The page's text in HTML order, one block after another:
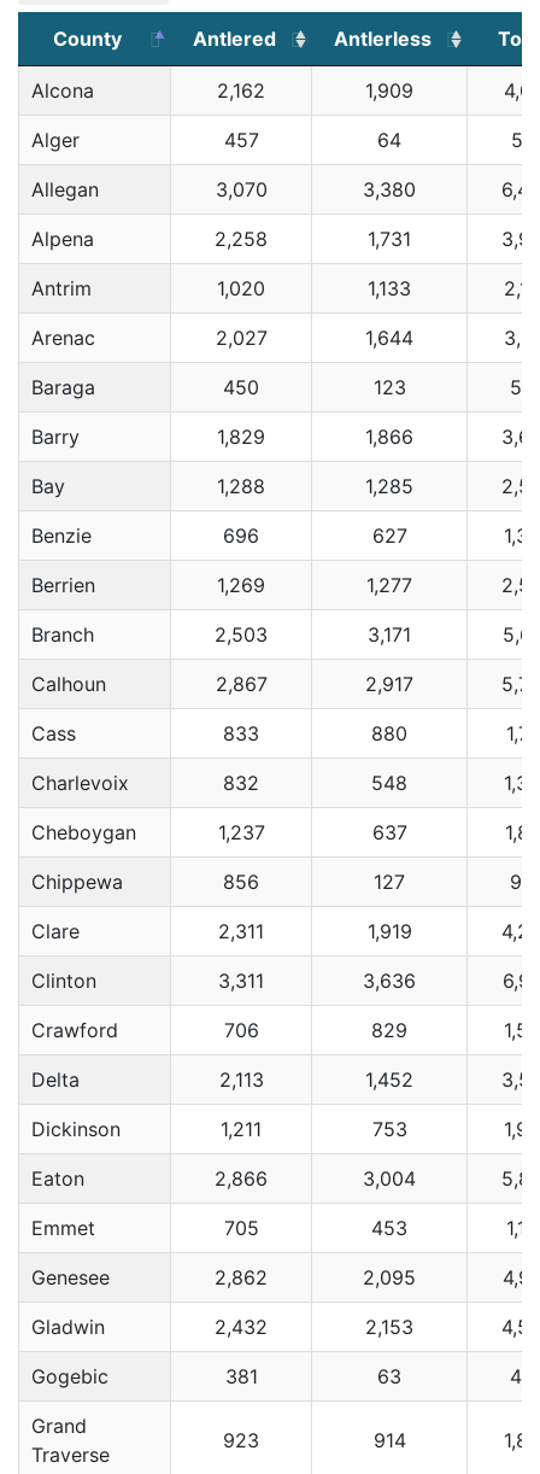
County Antlered Antlerless
Alcona 2,162 1,909
Alger 457 64
Allegan 3,070 3,380
Alpena 2,258 1,731
Antrim 1,020 1,133
Arenac 2,027 1,644
Baraga 450 123
Barry 1,829 1,866
Bay 1,288 1,285
Benzie 696 627
Berrien 1,269 1,277
Branch 2,503 3,171
Calhoun 2,867 2,917
Cass 833 880
Charlevoix 832 548
Cheboygan 1,237 637
Chippewa 856 127
Clare 2,311 1,919
Clinton 3,311 3,636
Crawford 706 829
Delta 2,113 1,452
Dickinson 1,211 753
Eaton 2,866 3,004
Emmet 705 453
Genesee 2,862 2,095
Gladwin 2,432 2,153
Gogebic 381 63
Grand
Traverse
923 914